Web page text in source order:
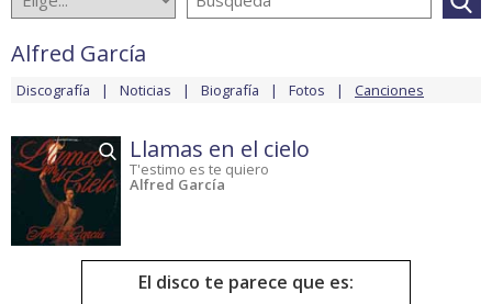
Alfred García
Discografía Noticias Biografía Fotos Canciones
Llamas en el cielo
T'estimo es te quiero
Alfred García
El disco te parece que es: